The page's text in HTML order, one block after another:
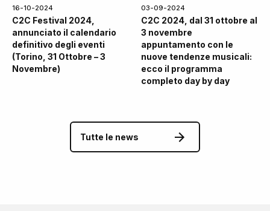
16-10-2024
C2C Festival 2024,
annunciato il calendario
definitivo degli eventi
(Torino, 31 Ottobre – 3
Novembre)
03-09-2024
C2C 2024, dal 31 ottobre al
3 novembre
appuntamento con le
nuove tendenze musicali:
ecco il programma
completo day by day
Tutte le news